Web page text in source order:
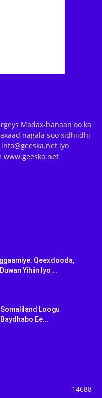
Madax-banaan oo ka
nagala soo xidhiidhi
iyo
www.geeska.net
Qeexdooda,
Yihiin Iyo...
Loogu
Ee...
14688